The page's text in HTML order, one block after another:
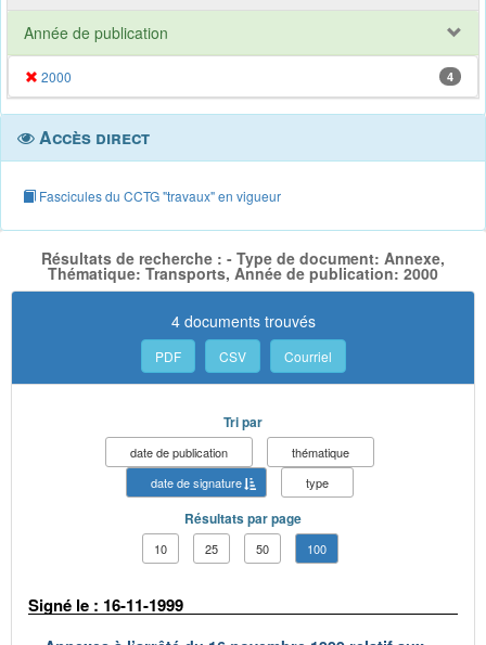
Année de publication
2000 4
Accès direct
Fascicules du CCTG "travaux" en vigueur
Résultats de recherche : - Type de document: Annexe,
Thématique: Transports, Année de publication: 2000
4 documents trouvés
PDF CSV Courriel
Tri par
date de publication
thématique
date de signature
type
Résultats par page
10 25 50 100
Signé le : 16-11-1999